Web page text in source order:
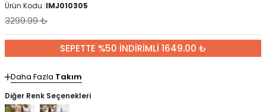
Ürün Kodu :IMJ010305
3299.99₺
SEPETTE %50 İNDİRİMLİ 1649.00 ₺
Daha Fazla Takım
Diğer Renk Seçenekleri